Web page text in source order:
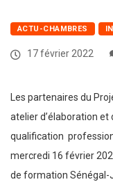
ACTU-CHAMBRES
17 février 2022
Les partenaires du
atelier d’élaboration
qualification
mercredi 16 février
de formation Sénégal-